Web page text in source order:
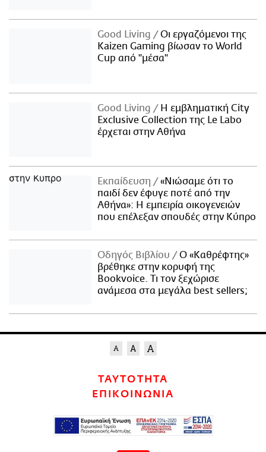
Good Living
Οι εργαζόμενοι της
Kaizen Gaming βίωσαν το World
Cup από "μέσα"
Good Living
Η εμβληματική City
Exclusive Collection της Le Labo
έρχεται στην Αθήνα
Εκπαίδευση
«Νιώσαμε ότι το
παιδί δεν έφυγε ποτέ από την
Αθήνα»: Η εμπειρία οικογενειών
που επέλεξαν σπουδές στην Κύπρο
Οδηγός Βιβλίου
Ο «Καθρέφτης»
βρέθηκε στην κορυφή της
Bookvoice. Τι τον ξεχώρισε
ανάμεσα στα μεγάλα best sellers;
ΤΑΥΤΟΤΗΤΑ
ΕΠΙΚΟΙΝΩΝΙΑ